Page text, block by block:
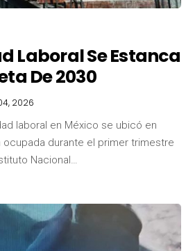
Laboral Se Estanca
De 2030
2026
laboral en México se ubicó en
ocupada durante el primer trimestre
Nacional…